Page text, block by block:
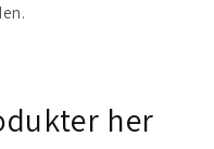
her